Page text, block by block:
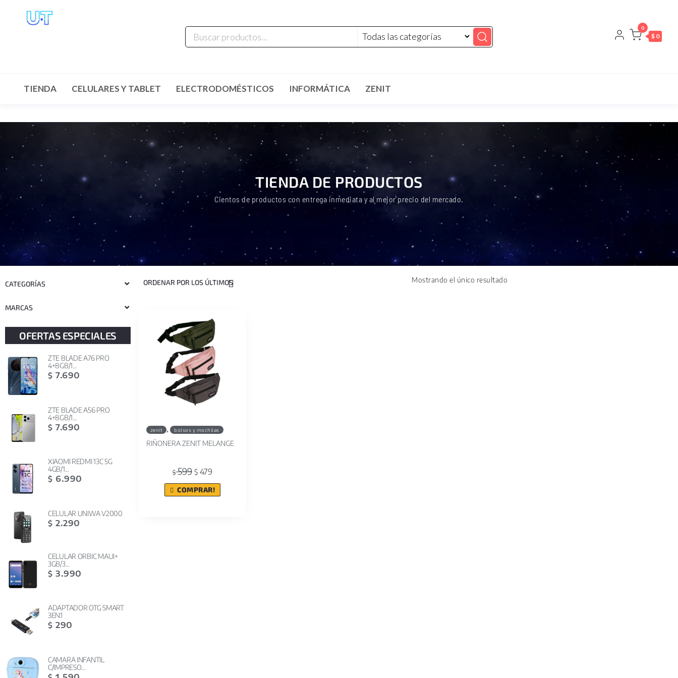
0
$ 0
TIENDA CELULARES Y TABLET ELECTRODOMÉSTICOS INFORMÁTICA ZENIT
TIENDA DE PRODUCTOS
Cientos de productos con entrega inmediata y al mejor precio del mercado.
CATEGORÍAS
MARCAS
OFERTAS ESPECIALES
ZTE BLADE A76 PRO
4+8GB/1...
$ 7.690
ZTE BLADE A56 PRO
4+8GB/1...
$ 7.690
XIAOMI REDMI 13C 5G
4GB/1...
$ 6.990
CELULAR UNIWA V2000
$ 2.290
CELULAR ORBIC MAUI+
3GB/3...
$ 3.990
ADAPTADOR OTG SMART
3EN1
$ 290
CAMARA INFANTIL
C/IMPRESO...
Mostrando el único resultado
zenit , bolsos y mochilas
RIÑONERA ZENIT MELANGE
$599 $ 479
COMPRAR!